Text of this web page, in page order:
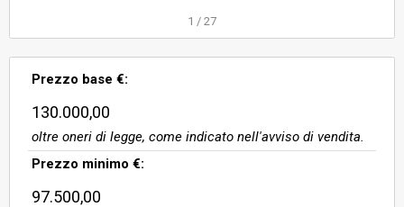
funzionalmente collegata ai piani
sovrastanti e di ulteriore
consistenza adibita ad abitazione
sul versante destro con accesso
autonomo e sprovvisto di ci
1 / 27
Prezzo base €:
130.000,00
oltre oneri di legge, come indicato nell'avviso di vendita.
Prezzo minimo €:
97.500,00